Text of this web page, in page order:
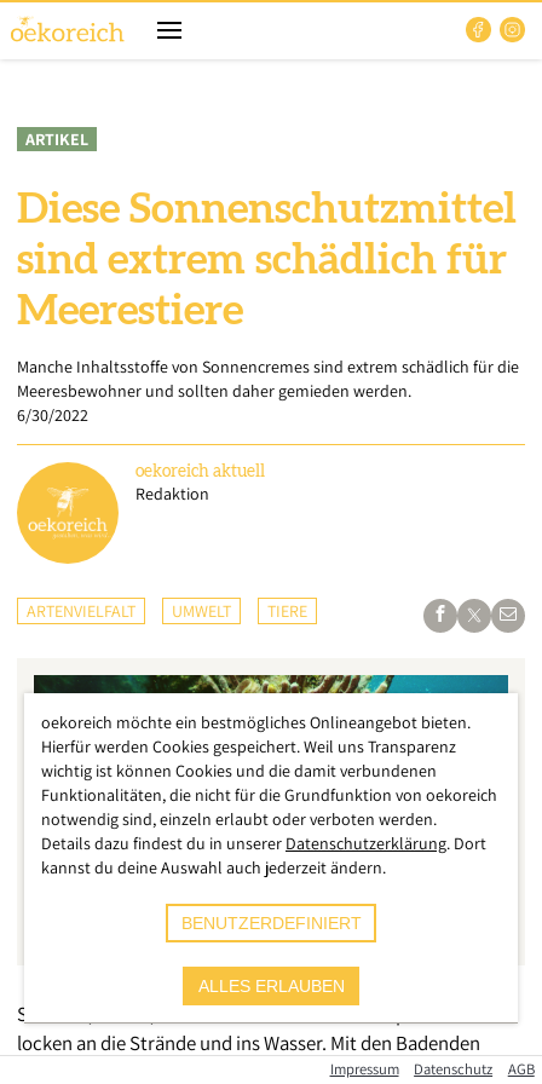
ARTIKEL
Diese Sonnenschutzmittel
sind extrem schädlich für
Meerestiere
Manche Inhaltsstoffe von Sonnencremes sind extrem schädlich für die
Meeresbewohner und sollten daher gemieden werden.
6/30/2022
oekoreich aktuell
Redaktion
ARTENVIELFALT UMWELT TIERE
Sommer, Sonne, Badezeit: Die wärmeren Temperaturen
locken an die Strände und ins Wasser. Mit den Badenden
gelangen allerdings große Mengen Sonnenschutzmittel in
Impressum Datenschutz AGB
oekoreich möchte ein bestmögliches Onlineangebot bieten.
Hierfür werden Cookies gespeichert. Weil uns Transparenz
wichtig ist können Cookies und die damit verbundenen
Funktionalitäten, die nicht für die Grundfunktion von oekoreich
notwendig sind, einzeln erlaubt oder verboten werden.
Details dazu findest du in unserer Datenschutzerklärung. Dort
kannst du deine Auswahl auch jederzeit ändern.
BENUTZERDEFINIERT
ALLES ERLAUBEN